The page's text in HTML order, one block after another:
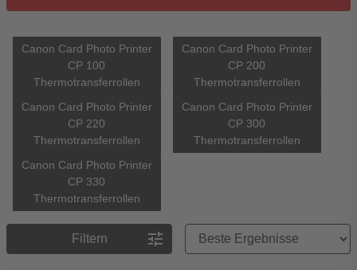
Canon Card Photo Printer
CP 100
Thermotransferrollen
Canon Card Photo Printer
CP 200
Thermotransferrollen
Canon Card Photo Printer
CP 220
Thermotransferrollen
Canon Card Photo Printer
CP 300
Thermotransferrollen
Canon Card Photo Printer
CP 330
Thermotransferrollen
Filtern tune
Preisreihenfolge